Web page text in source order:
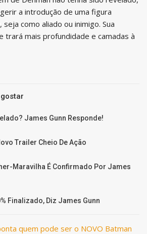
a introdução de uma figura
como aliado ou inimigo. Sua
trará mais profundidade e camadas à
James Gunn Responde!
Trailer Cheio De Ação
Maravilha É Confirmado Por James
Finalizado, Diz James Gunn
quem pode ser o NOVO Batman